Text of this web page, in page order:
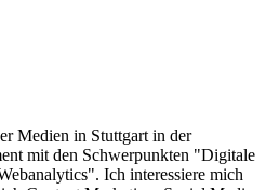
Medien in Stuttgart in der
mit den Schwerpunkten "Digitale
Ich interessiere mich